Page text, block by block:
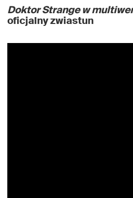
Doktor Strange w
oficjalny zwiastun